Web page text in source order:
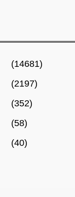
(14681)
(2197)
(352)
(58)
(40)